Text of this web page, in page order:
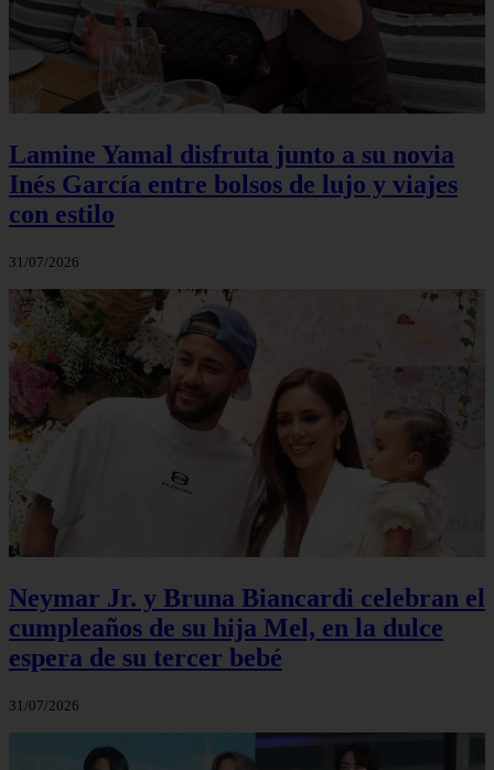
Lamine Yamal disfruta junto a su novia
Inés García entre bolsos de lujo y viajes
con estilo
31/07/2026
Neymar Jr. y Bruna Biancardi celebran el
cumpleaños de su hija Mel, en la dulce
espera de su tercer bebé
31/07/2026